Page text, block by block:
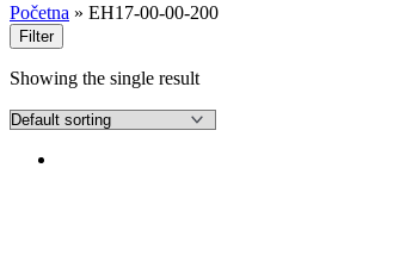
Početna » EH17-00-00-200
Filter
Showing the single result